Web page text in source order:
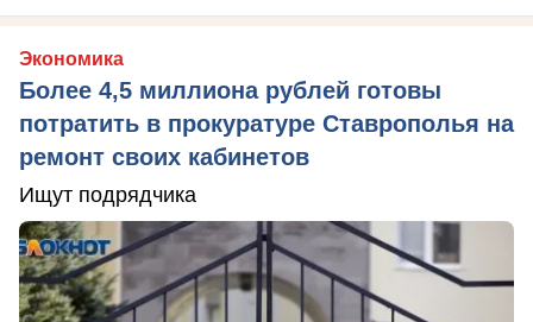
Экономика
Более 4,5 миллиона рублей готовы
потратить в прокуратуре Ставрополья на
ремонт своих кабинетов
Ищут подрядчика